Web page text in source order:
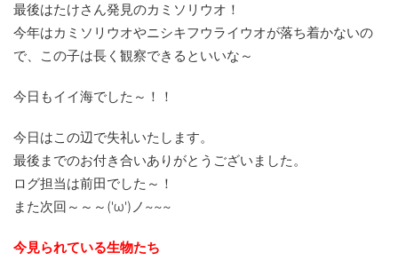
最後はたけさん発見のカミソリウオ！
今年はカミソリウオやニシキフウライウオが落ち着かないの
で、この子は長く観察できるといいな～
今日もイイ海でした～！！
今日はこの辺で失礼いたします。
最後までのお付き合いありがとうございました。
ログ担当は前田でした～！
また次回～～～('ω')ノ~~~
今見られている生物たち